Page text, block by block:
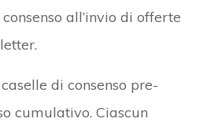
all’invio di offerte
di consenso pre-
cumulativo. Ciascun